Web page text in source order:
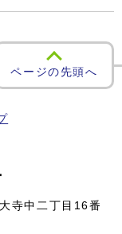
ページの先頭へ
寺中二丁目16番